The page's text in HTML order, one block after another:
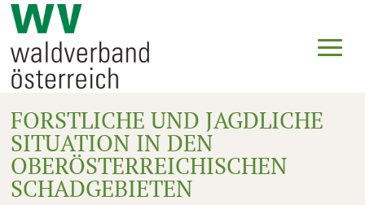
FORSTLICHE UND JAGDLICHE
SITUATION IN DEN
OBERÖSTERREICHISCHEN
SCHADGEBIETEN